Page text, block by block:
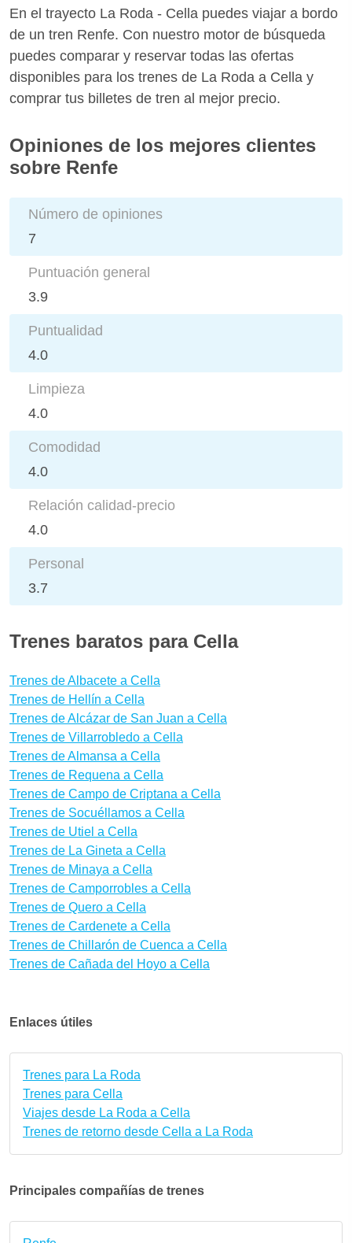
En el trayecto La Roda - Cella puedes viajar a bordo
de un tren Renfe. Con nuestro motor de búsqueda
puedes comparar y reservar todas las ofertas
disponibles para los trenes de La Roda a Cella y
comprar tus billetes de tren al mejor precio.
Opiniones de los mejores clientes
sobre Renfe
Número de opiniones
7
Puntuación general
3.9
Puntualidad
4.0
Limpieza
4.0
Comodidad
4.0
Relación calidad-precio
4.0
Personal
3.7
Trenes baratos para Cella
Trenes de Albacete a Cella
Trenes de Hellín a Cella
Trenes de Alcázar de San Juan a Cella
Trenes de Villarrobledo a Cella
Trenes de Almansa a Cella
Trenes de Requena a Cella
Trenes de Campo de Criptana a Cella
Trenes de Socuéllamos a Cella
Trenes de Utiel a Cella
Trenes de La Gineta a Cella
Trenes de Minaya a Cella
Trenes de Camporrobles a Cella
Trenes de Quero a Cella
Trenes de Cardenete a Cella
Trenes de Chillarón de Cuenca a Cella
Trenes de Cañada del Hoyo a Cella
Enlaces útiles
Trenes para La Roda
Trenes para Cella
Viajes desde La Roda a Cella
Trenes de retorno desde Cella a La Roda
Principales compañías de trenes